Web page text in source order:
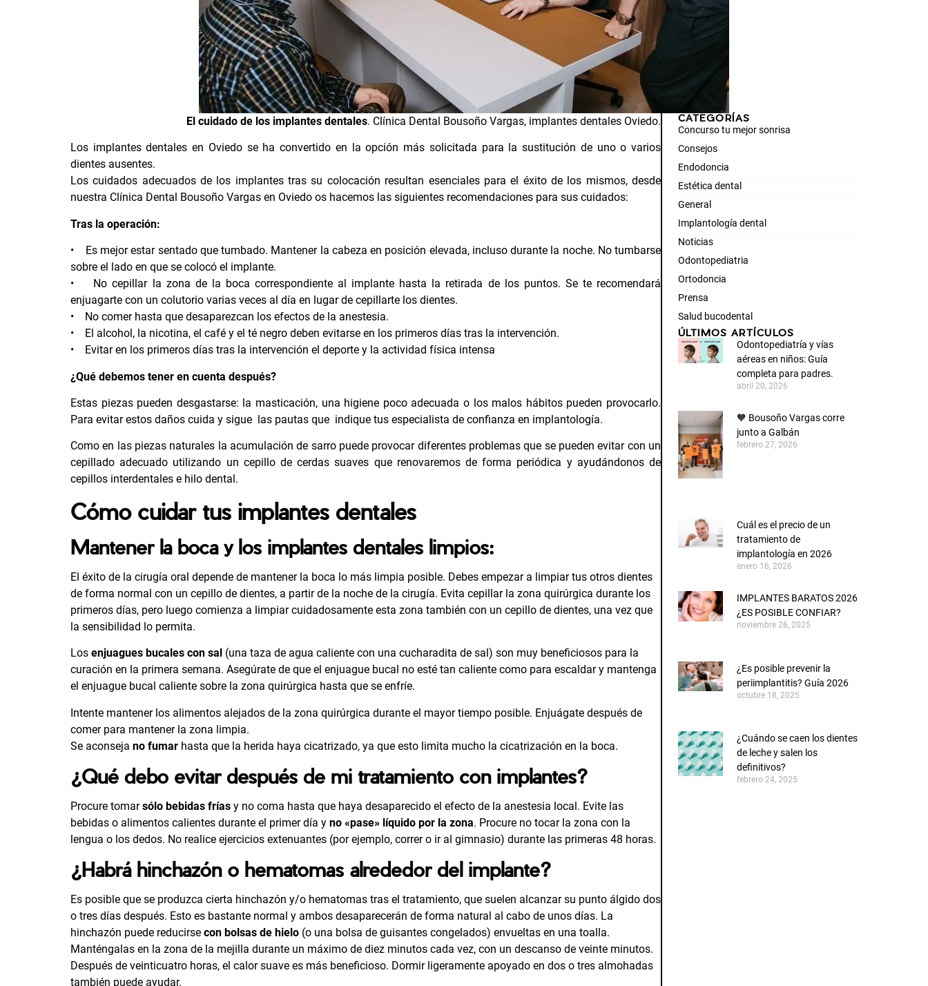
El cuidado de los implantes dentales. Clínica Dental Bousoño Vargas, implantes dentales Oviedo.
Los implantes dentales en Oviedose ha convertido en la opción más solicitada para la sustitución de uno o varios
dientes ausentes.
Los cuidados adecuados de los implantes tras su colocación resultan esenciales para el éxito de los mismos, desde
nuestra Clínica Dental Bousoño Vargas en Oviedo os hacemos las siguientes recomendaciones para sus cuidados:
Tras la operación:
• Es mejor estar sentado que tumbado. Mantener la cabeza en posición elevada, incluso durante la noche. No tumbarse
sobre el lado en que se colocó el implante.
• No cepillar la zona de la boca correspondiente al implante hasta la retirada de los puntos. Se te recomendará
enjuagarte con un colutorio varias veces al día en lugar de cepillarte los dientes.
• No comer hasta que desaparezcan los efectos de la anestesia.
• El alcohol, la nicotina, el café y el té negro deben evitarse en los primeros días tras la intervención.
• Evitar en los primeros días tras la intervención el deporte y la actividad física intensa
¿Qué debemos tener en cuenta después?
Estas piezas pueden desgastarse: la masticación, una higiene poco adecuada o los malos hábitos pueden provocarlo.
Para evitar estos daños cuida y sigue las pautas que indique tus especialista de confianza en implantología.
Como en las piezas naturales la acumulación de sarro puede provocar diferentes problemas que se pueden evitar con un
cepillado adecuado utilizando un cepillo de cerdas suaves que renovaremos de forma periódica y ayudándonos de
cepillos interdentales e hilo dental.
Cómo cuidar tus implantes dentales
Mantener la boca y los implantes dentales limpios:
El éxito de la cirugía oral depende de mantener la boca lo más limpia posible. Debes empezar a limpiar tus otros dientes
de forma normal con un cepillo de dientes, a partir de la noche de la cirugía. Evita cepillar la zona quirúrgica durante los
primeros días, pero luego comienza a limpiar cuidadosamente esta zona también con un cepillo de dientes, una vez que
la sensibilidad lo permita.
Los enjuagues bucales con sal (una taza de agua caliente con una cucharadita de sal) son muy beneficiosos para la
curación en la primera semana. Asegúrate de que el enjuague bucal no esté tan caliente como para escaldar y mantenga
el enjuague bucal caliente sobre la zona quirúrgica hasta que se enfríe.
Intente mantener los alimentos alejados de la zona quirúrgica durante el mayor tiempo posible. Enjuágate después de
comer para mantener la zona limpia.
Se aconseja no fumar hasta que la herida haya cicatrizado, ya que esto limita mucho la cicatrización en la boca.
¿Qué debo evitar después de mi tratamiento con implantes?
Procure tomarsólo bebidas frías y no coma hasta que haya desaparecido el efecto de la anestesia local. Evite las
bebidas o alimentos calientes durante el primer día y no «pase» líquido por la zona. Procure no tocar la zona con la
lengua o los dedos. No realice ejercicios extenuantes (por ejemplo, correr o ir al gimnasio) durante las primeras 48 horas.
¿Habrá hinchazón o hematomas alrededor del implante?
Es posible que se produzca cierta hinchazón y/o hematomas tras el tratamiento, que suelen alcanzar su punto álgido dos
o tres días después. Esto es bastante normal y ambos desaparecerán de forma natural al cabo de unos días. La
hinchazón puede reducirse con bolsas de hielo (o una bolsa de guisantes congelados) envueltas en una toalla.
Manténgalas en la zona de la mejilla durante un máximo de diez minutos cada vez, con un descanso de veinte minutos.
Después de veinticuatro horas, el calor suave es más beneficioso. Dormir ligeramente apoyado en dos o tres almohadas
también puede ayudar.
CATEGORÍAS
Concurso tu mejor sonrisa
Consejos
Endodoncia
Estética dental
General
Implantología dental
Noticias
Odontopediatria
Ortodoncia
Prensa
Salud bucodental
ÚLTIMOS ARTÍCULOS
Odontopediatría y vías
aéreas en niños: Guía
completa para padres.
abril 20, 2026
🧡 Bousoño Vargas corre
junto a Galbán
febrero 27, 2026
Cuál es el precio de un
tratamiento de
implantología en 2026
enero 16, 2026
IMPLANTES BARATOS 2026
¿ES POSIBLE CONFIAR?
noviembre 26, 2025
¿Es posible prevenir la
periimplantitis? Guía 2026
octubre 18, 2025
¿Cuándo se caen los dientes
de leche y salen los
definitivos?
febrero 24, 2025